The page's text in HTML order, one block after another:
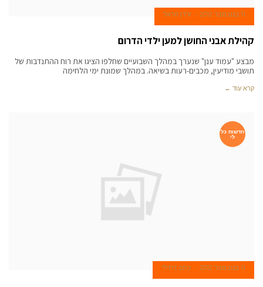
11 בנובמבר 2012 עידן הראל
קהילת אבני החושן למען ילדי הדרום
מבצע "עמוד ענן" שנערך במהלך השבועיים שחלפו הציגו את רוח ההתנדבות של
תושבי מודיעין, מכבים-רעות בשיאה. במהלך שמונת ימי הלחימה
קרא עוד ←
חדשות כל
לי
11 בנובמבר 2012 כתב דתילי